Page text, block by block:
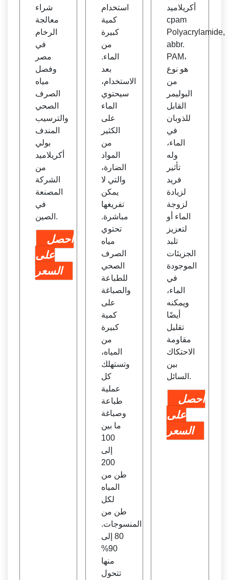
شراء
معالجة
الرخام
في
مصر
وفصل
مياه
الصرف
الصحي
والترسيب
المندف
بولي
أكريلاميد
من
الشركة
المصنعة
في
الصين.
احصل
على
السعر
استخدام
كمية
كبيرة
من
الماء.
بعد
الاستخدام،
سيحتوي
الماء
على
الكثير
من
المواد
الضارة،
والتي لا
يمكن
تفريغها
مباشرة.
تحتوي
مياه
الصرف
الصحي
للطباعة
والصباغة
على
كمية
كبيرة
من
المياه،
وتستهلك
كل
عملية
طباعة
وصباغة
ما بين
100
إلى
200
طن من
المياه
لكل
طن من
المنسوجات.
80 إلى
90%
منها
تتحول
أكريلاميد
cpam
Polyacrylamide,
abbr.
PAM،
هو نوع
من
البوليمر
القابل
للذوبان
في
الماء،
وله
تأثير
فريد
لزيادة
لزوجة
الماء أو
لتعزيز
تلبد
الجزيئات
الموجودة
في
الماء،
ويمكنه
أيضًا
تقليل
مقاومة
الاحتكاك
بين
السائل.
احصل
على
السعر